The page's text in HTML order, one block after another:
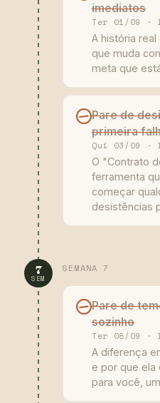
imediatos
Ter 01/09 ·
A história
que muda
meta que
Pare de
primeira
Qui 03/09 ·
O "Contrato
ferramenta
começar
desistências
7
SEM
SEMANA 7
Pare de
sozinho
Ter 08/09 ·
A diferença
e por que ela
para você,